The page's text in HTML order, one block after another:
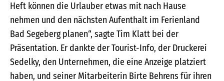
Heft können die Urlauber etwas mit nach Hause
nehmen und den nächsten Aufenthalt im Ferienland
Bad Segeberg planen“, sagte Tim Klatt bei der
Präsentation. Er dankte der Tourist-Info, der Druckerei
Sedelky, den Unternehmen, die eine Anzeige platziert
haben, und seiner Mitarbeiterin Birte Behrens für ihren